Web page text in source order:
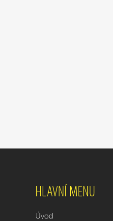
HLAVNÍ MENU
Úvod